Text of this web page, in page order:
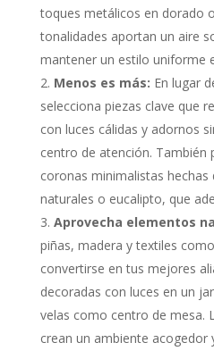
toques metálicos en dorado
tonalidades aportan un aire
mantener un estilo uniforme
Menos es más: En lugar
selecciona piezas clave que
con luces cálidas y adornos
centro de atención. También
coronas minimalistas hechas
naturales o eucalipto, que
Aprovecha elementos
piñas, madera y textiles
convertirse en tus mejores
decoradas con luces en un
velas como centro de mesa.
crean un ambiente acogedor